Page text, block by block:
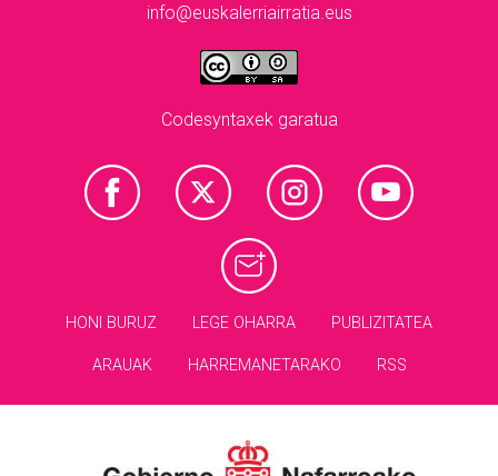
info@euskalerriairratia.eus
Codesyntaxek garatua
HONI BURUZ LEGE OHARRA PUBLIZITATEA
ARAUAK HARREMANETARAKO RSS